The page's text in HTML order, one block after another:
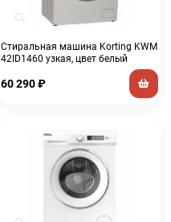
Стиральная машина Korting KWM
42ID1460 узкая, цвет белый
60 290₽